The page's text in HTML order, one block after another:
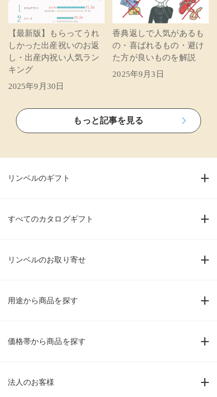
【最新版】もらってうれ
しかった出産祝いのお返
し・出産内祝い人気ラン
キング
2025年9月30日
香典返しで人気があるも
の・喜ばれるもの・避け
た方が良いものを解説
2025年9月3日
もっと記事を見る
リンベルのギフト
すべてのカタログギフト
リンベルのお取り寄せ
用途から商品を探す
価格帯から商品を探す
法人のお客様